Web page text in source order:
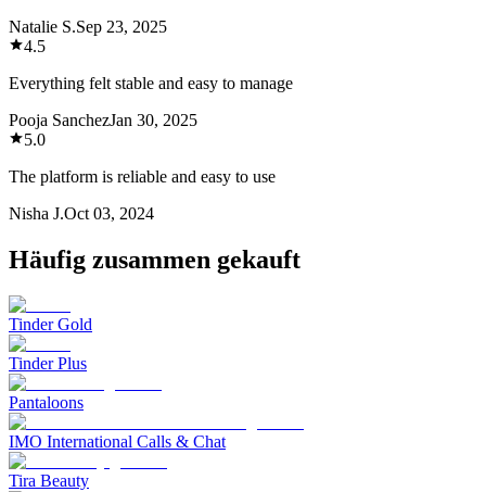
Natalie S.Sep 23, 2025
4.5
Everything felt stable and easy to manage
Pooja SanchezJan 30, 2025
5.0
The platform is reliable and easy to use
Nisha J.Oct 03, 2024
Häufig zusammen gekauft
Tinder Gold
Tinder Plus
Pantaloons
IMO International Calls & Chat
Tira Beauty